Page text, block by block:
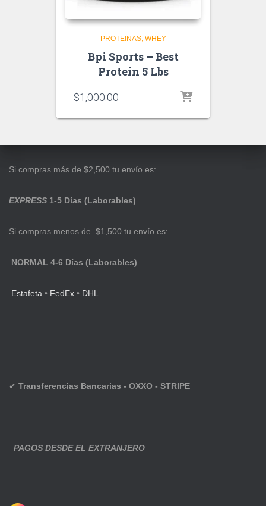
PROTEINAS WHEY
Bpi Sports – Best
Protein 5 Lbs
$1,000.00
Si compras más de $2,500 tu envío es:
EXPRESS 1-5 Días (Laborables)
Si compras menos de $1,500 tu envío es:
NORMAL 4-6 Días (Laborables)
Estafeta • FedEx • DHL
✔ Transferencias Bancarias - OXXO - STRIPE
PAGOS DESDE EL EXTRANJERO